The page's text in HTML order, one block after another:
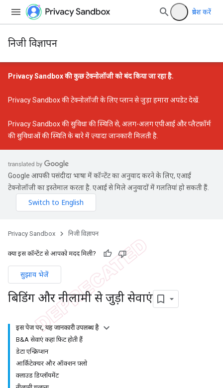
प्रवेश करें
निजी विज्ञापन
Privacy Sandbox की कुछ टेक्नोलॉजी को बंद किया जा रहा है.
Privacy Sandbox की टेक्नोलॉजी के लिए प्लान से जुड़ा हमारा अपडेटदेखें.
Privacy Sandbox की सुविधा की स्थितिसे, अलग-अलग एपीआई और प्लैटफ़ॉर्म
की सुविधाओं की स्थिति के बारे में ज़्यादा जानकारी मिलती है.
Google आपकी पसंदीदा भाषा में कॉन्टेंट का अनुवाद करने के लिए, एआई
टेक्नोलॉजी का इस्तेमाल करता है. एआई से मिले अनुवादों में गलतियां हो सकती हैं.
Privacy Sandbox निजी विज्ञापन
क्या इस कॉन्टेंट से आपको मदद मिली?
सुझाव भेजें
बिडिंग और नीलामी से जुड़ी सेवाएं
इस पेज पर, यह जानकारी उपलब्ध है
B&A सेवाएं कहां फ़िट होती हैं
डेटा एन्क्रिप्शन
आर्किटेक्चर और ऑक्शन फ़्लो
क्लाउड डिप्लॉयमेंट